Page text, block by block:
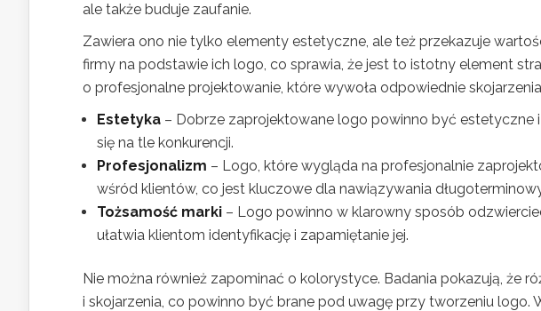
ale także buduje zaufanie.
Zawiera ono nie tylko elementy estetyczne, ale też przekazuje
firmy na podstawie ich logo, co sprawia, że jest to istotny element
o profesjonalne projektowanie, które wywoła odpowiednie
Estetyka – Dobrze zaprojektowane logo powinno być estetyczne
się na tle konkurencji.
Profesjonalizm – Logo, które wygląda na profesjonalnie
wśród klientów, co jest kluczowe dla nawiązywania
Tożsamość marki – Logo powinno w klarowny sposób
ułatwia klientom identyfikację i zapamiętanie jej.
Nie można również zapominać o kolorystyce. Badania pokazują, że
i skojarzenia, co powinno być brane pod uwagę przy tworzeniu logo.